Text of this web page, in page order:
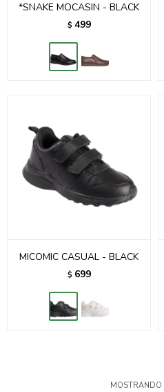
*SNAKE MOCASIN - BLACK
$ 499
MICOMIC CASUAL - BLACK
$ 699
MOSTRANDO